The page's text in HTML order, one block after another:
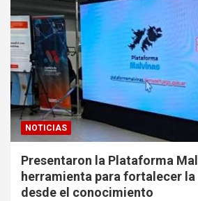
NOTICIAS
Presentaron la Plataforma
herramienta para fortalecer la
desde el conocimiento